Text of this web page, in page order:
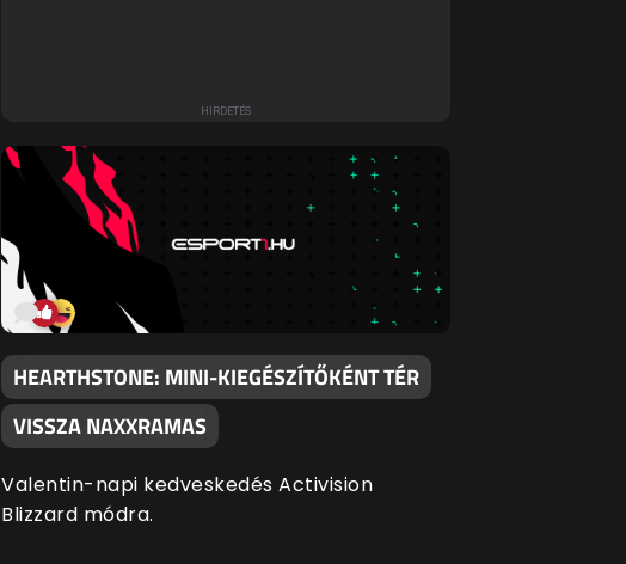
HEARTHSTONE: MINI-KIEGÉSZÍTŐKÉNT TÉR
VISSZA NAXXRAMAS
Valentin-napi kedveskedés Activision
Blizzard módra.